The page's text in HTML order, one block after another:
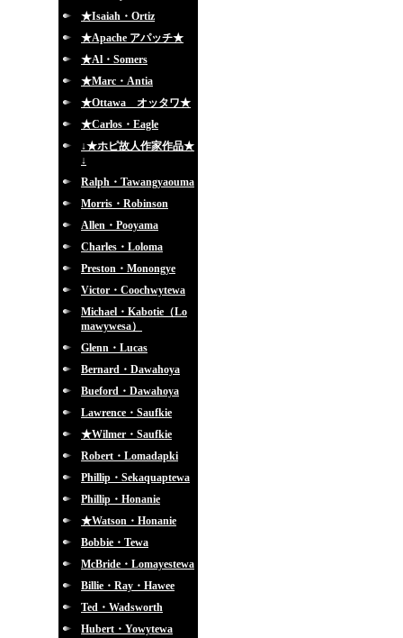
★Isaiah・Ortiz
★Apache アパッチ★
★Al・Somers
★Marc・Antia
★Ottawa オッタワ★
★Carlos・Eagle
↓★ホピ故人作家作品★
↓
Ralph・Tawangyaouma
Morris・Robinson
Allen・Pooyama
Charles・Loloma
Preston・Monongye
Victor・Coochwytewa
Michael・Kabotie（Lo
mawywesa）
Glenn・Lucas
Bernard・Dawahoya
Bueford・Dawahoya
Lawrence・Saufkie
★Wilmer・Saufkie
Robert・Lomadapki
Phillip・Sekaquaptewa
Phillip・Honanie
★Watson・Honanie
Bobbie・Tewa
McBride・Lomayestewa
Billie・Ray・Hawee
Ted・Wadsworth
Hubert・Yowytewa